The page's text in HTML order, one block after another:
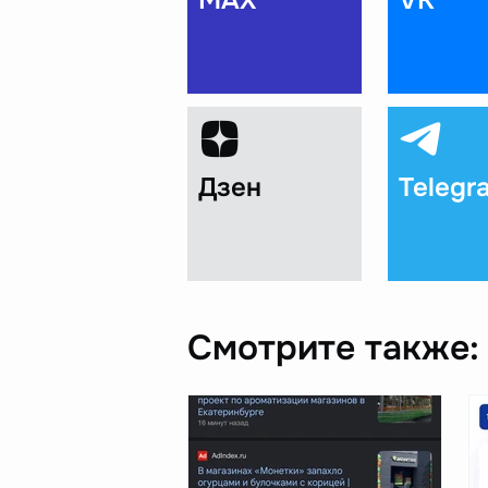
Дзен
Смотрите также: